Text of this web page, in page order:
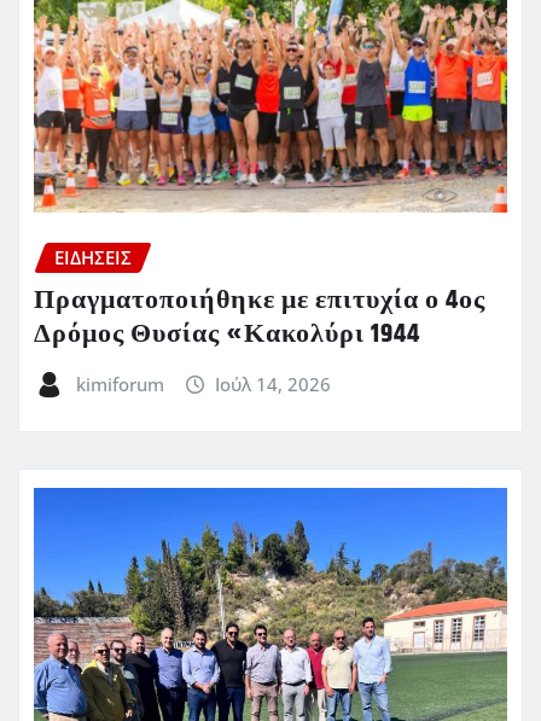
ΕΙΔΗΣΕΙΣ
Πραγματοποιήθηκε με επιτυχία ο 4ος
Δρόμος Θυσίας «Κακολύρι 1944
kimiforum Ιούλ 14, 2026